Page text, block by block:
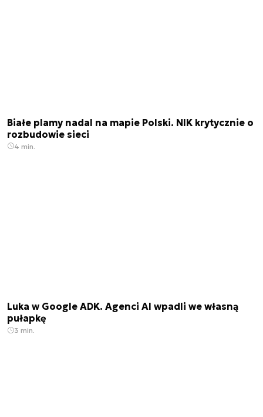
Białe plamy nadal na mapie Polski. NIK krytycznie o
rozbudowie sieci
4 min.
Luka w Google ADK. Agenci AI wpadli we własną
pułapkę
3 min.